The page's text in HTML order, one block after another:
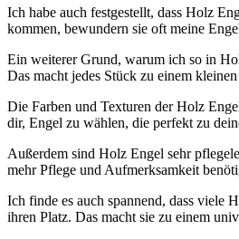
Ich‌ habe auch festgestellt, dass Holz
kommen, bewundern sie oft‌ meine
Ein‌ weiterer Grund, warum ich⁤ so in
‌Das macht jedes Stück zu einem
Die Farben und Texturen⁤ der Holz
dir, Engel‍ zu wählen, die perfekt zu
Außerdem sind Holz Engel sehr
mehr Pflege und‍ Aufmerksamkeit‌
Ich finde es auch spannend, dass viele
ihren ⁣Platz. Das macht sie zu⁤ einem